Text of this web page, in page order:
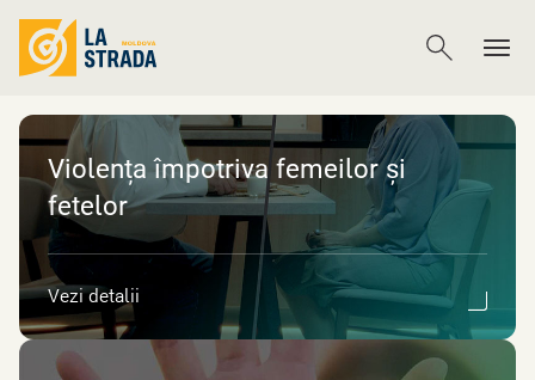
Violența împotriva femeilor și
fetelor
Vezi detalii